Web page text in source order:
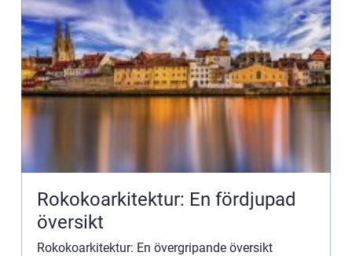
Rokokoarkitektur: En fördjupad
översikt
Rokokoarkitektur: En övergripande översikt